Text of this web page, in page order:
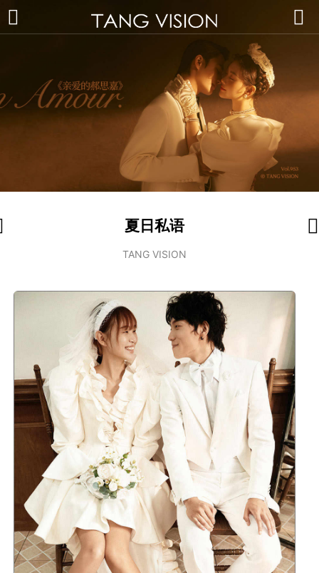
夏日私语
TANG VISION